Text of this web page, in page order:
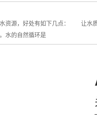
资源，好处有如下几点： 让水
水的自然循环是